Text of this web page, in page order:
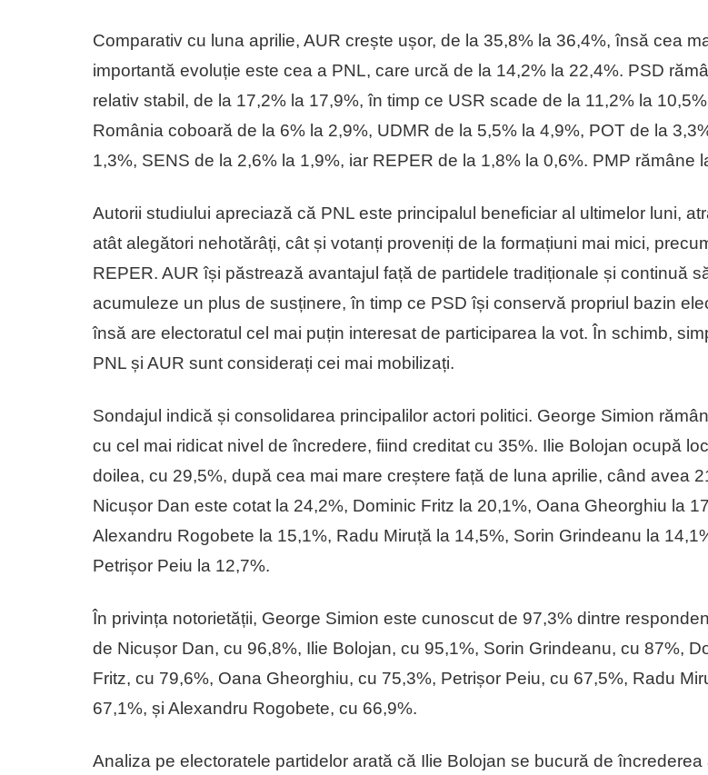
Comparativ cu luna aprilie, AUR crește ușor, de la 35,8% la 36,4%, însă cea
importantă evoluție este cea a PNL, care urcă de la 14,2% la 22,4%. PSD
relativ stabil, de la 17,2% la 17,9%, în timp ce USR scade de la 11,2% la
România coboară de la 6% la 2,9%, UDMR de la 5,5% la 4,9%, POT de la
1,3%, SENS de la 2,6% la 1,9%, iar REPER de la 1,8% la 0,6%. PMP rămâne
Autorii studiului apreciază că PNL este principalul beneficiar al ultimelor luni,
atât alegători nehotărâți, cât și votanți proveniți de la formațiuni mai mici,
REPER. AUR își păstrează avantajul față de partidele tradiționale și continuă
acumuleze un plus de susținere, în timp ce PSD își conservă propriul bazin
însă are electoratul cel mai puțin interesat de participarea la vot. În schimb,
PNL și AUR sunt considerați cei mai mobilizați.
Sondajul indică și consolidarea principalilor actori politici. George Simion
cu cel mai ridicat nivel de încredere, fiind creditat cu 35%. Ilie Bolojan ocupă
doilea, cu 29,5%, după cea mai mare creștere față de luna aprilie, când avea
Nicușor Dan este cotat la 24,2%, Dominic Fritz la 20,1%, Oana Gheorghiu la
Alexandru Rogobete la 15,1%, Radu Miruță la 14,5%, Sorin Grindeanu la
Petrișor Peiu la 12,7%.
În privința notorietății, George Simion este cunoscut de 97,3% dintre
de Nicușor Dan, cu 96,8%, Ilie Bolojan, cu 95,1%, Sorin Grindeanu, cu 87%,
Fritz, cu 79,6%, Oana Gheorghiu, cu 75,3%, Petrișor Peiu, cu 67,5%, Radu
67,1%, și Alexandru Rogobete, cu 66,9%.
Analiza pe electoratele partidelor arată că Ilie Bolojan se bucură de încrederea